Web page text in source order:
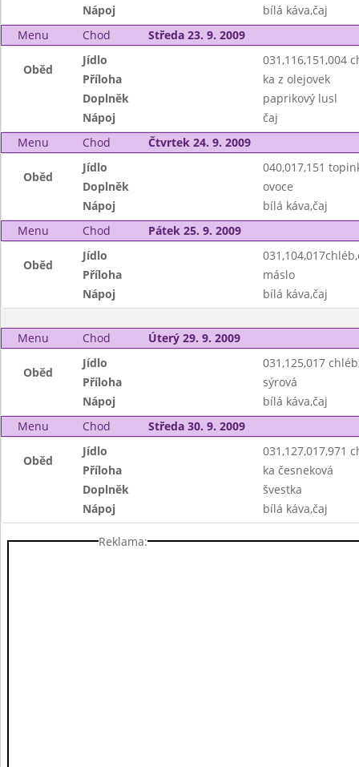
Nápoj
bílá káva,čaj
Menu
Chod Středa 23. 9. 2009
Oběd
Jídlo
031,116,151,004
Příloha
ka z olejovek
Doplněk
paprikový lusl
Nápoj
čaj
Menu
Chod Čtvrtek 24. 9. 2009
Oběd
Jídlo
040,017,151
Doplněk
ovoce
Nápoj
bílá káva,čaj
Menu
Chod Pátek 25. 9. 2009
Oběd
Jídlo
Příloha
máslo
Nápoj
bílá káva,čaj
Menu Chod Úterý 29. 9. 2009
Oběd
Jídlo
031,125,017
Příloha
sýrová
Nápoj
bílá káva,čaj
Menu
Chod Středa 30. 9. 2009
Oběd
Jídlo
031,127,017,971
Příloha
ka česneková
Doplněk
švestka
Nápoj
bílá káva,čaj
Reklama: